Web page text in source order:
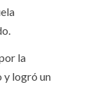
la
y logró un